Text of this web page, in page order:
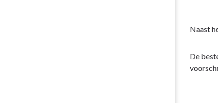
Naast
De